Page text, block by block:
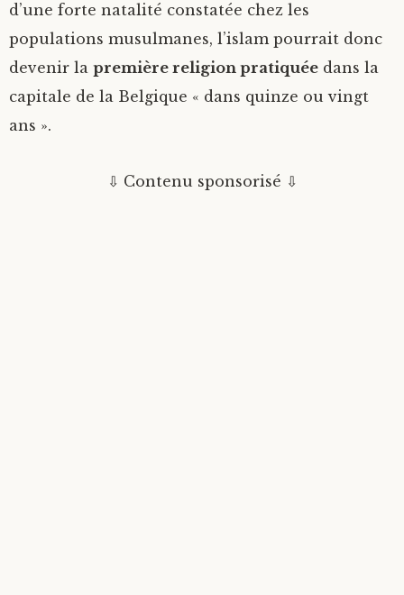
d’une forte natalité constatée chez les
populations musulmanes, l’islam pourrait donc
devenir la première religion pratiquée dans la
capitale de la Belgique « dans quinze ou vingt
ans ».
⇩ Contenu sponsorisé ⇩